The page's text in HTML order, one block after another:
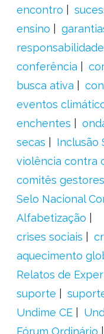
encontro
ensino
conferência
busca ativa
eventos
enchentes
secas
Inclusão
violência contra
comitês gestores
Selo Nacional
Alfabetização
crises sociais
aquecimento
Relatos de
suporte
Undime CE
Fórum Ordinário